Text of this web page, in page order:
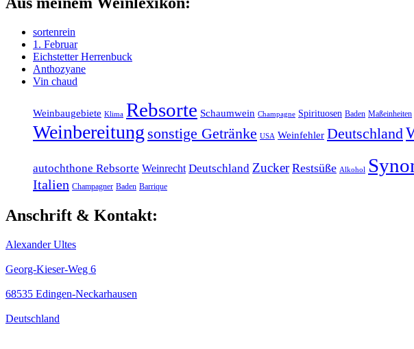
sortenrein
1. Februar
Eichstetter Herrenbuck
Anthozyane
Vin chaud
Weinbaugebiete Klima Rebsorte Schaumwein Champagne Spirituosen Baden Maßeinheiten
Weinbereitung sonstige Getränke USA Weinfehler Deutschland
autochthone Rebsorte Weinrecht Deutschland Zucker Restsüße Alkohol
Italien Champagner Baden Barrique
Anschrift & Kontakt:
Alexander Ultes
Georg-Kieser-Weg 6
68535 Edingen-Neckarhausen
Deutschland